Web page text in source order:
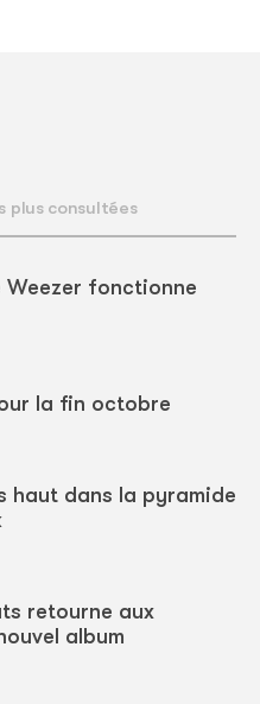
plus consultées
fonctionne
la fin octobre
haut dans la pyramide
retourne aux
album